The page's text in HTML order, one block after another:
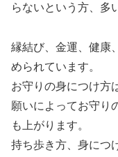
らないという方、多
縁結び、金運、健康
められています。
お守りの身につけ方
願いによってお守り
も上がります。
持ち歩き方、身につ